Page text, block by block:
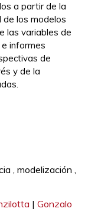
a partir de la
de los modelos
las variables de
informes
de
y de la
, modelización ,
| Gonzalo